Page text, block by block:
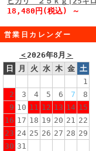
18,480円(税込) ～
営業日カレンダー
＜2026年8月 ＞
日
月 火 水 木 金 土
1
2
3 4 5 6 7
8
9 10 11 12 13 14 15
16 17 18 19 20 21 22
23 24 25 26 27 28 29
30 31